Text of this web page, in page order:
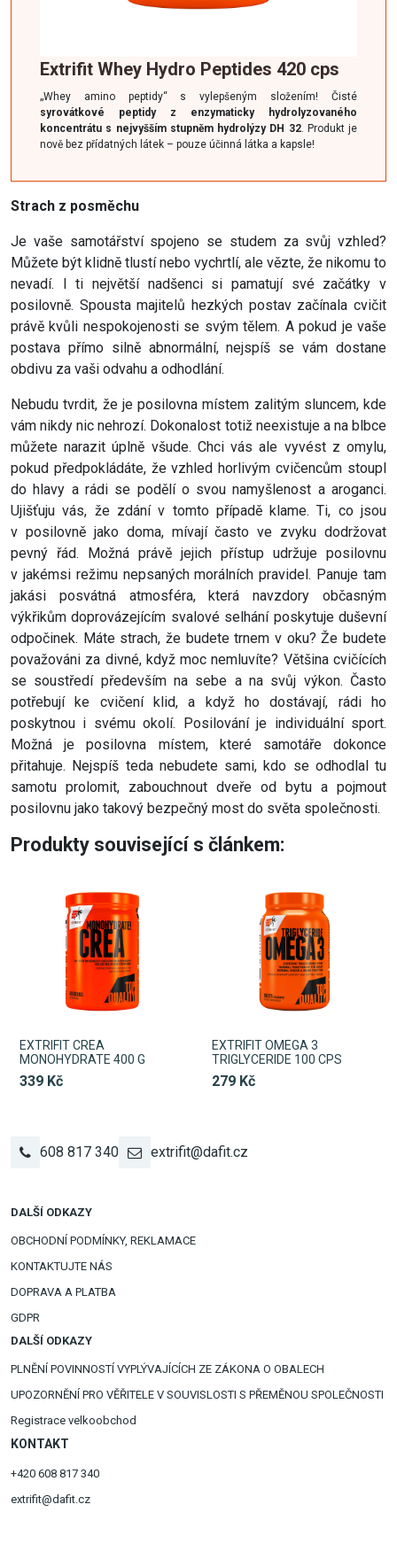
Extrifit Whey Hydro Peptides 420 cps
„Whey amino peptidy“ s vylepšeným složením! Čisté
syrovátkové peptidy z enzymaticky hydrolyzovaného
koncentrátu s nejvyšším stupněm hydrolýzy DH 32. Produkt je
nově bez přídatných látek – pouze účinná látka a kapsle!
Strach z posměchu
Je vaše samotářství spojeno se studem za svůj vzhled?
Můžete být klidně tlustí nebo vychrtlí, ale vězte, že nikomu to
nevadí. I ti největší nadšenci si pamatují své začátky v
posilovně. Spousta majitelů hezkých postav začínala cvičit
právě kvůli nespokojenosti se svým tělem. A pokud je vaše
postava přímo silně abnormální, nejspíš se vám dostane
obdivu za vaši odvahu a odhodlání.
Nebudu tvrdit, že je posilovna místem zalitým sluncem, kde
vám nikdy nic nehrozí. Dokonalost totiž neexistuje a na blbce
můžete narazit úplně všude. Chci vás ale vyvést z omylu,
pokud předpokládáte, že vzhled horlivým cvičencům stoupl
do hlavy a rádi se podělí o svou namyšlenost a aroganci.
Ujišťuju vás, že zdání v tomto případě klame. Ti, co jsou
v posilovně jako doma, mívají často ve zvyku dodržovat
pevný řád. Možná právě jejich přístup udržuje posilovnu
v jakémsi režimu nepsaných morálních pravidel. Panuje tam
jakási posvátná atmosféra, která navzdory občasným
výkřikům doprovázejícím svalové selhání poskytuje duševní
odpočinek. Máte strach, že budete trnem v oku? Že budete
považováni za divné, když moc nemluvíte? Většina cvičících
se soustředí především na sebe a na svůj výkon. Často
potřebují ke cvičení klid, a když ho dostávají, rádi ho
poskytnou i svému okolí. Posilování je individuální sport.
Možná je posilovna místem, které samotáře dokonce
přitahuje. Nejspíš teda nebudete sami, kdo se odhodlal tu
samotu prolomit, zabouchnout dveře od bytu a pojmout
posilovnu jako takový bezpečný most do světa společnosti.
Produkty související s článkem:
EXTRIFIT CREA
MONOHYDRATE 400 G
339 Kč
EXTRIFIT OMEGA 3
TRIGLYCERIDE 100 CPS
279 Kč
608 817 340 extrifit@dafit.cz
DALŠÍ ODKAZY
OBCHODNÍ PODMÍNKY, REKLAMACE
KONTAKTUJTE NÁS
DOPRAVA A PLATBA
GDPR
DALŠÍ ODKAZY
PLNĚNÍ POVINNOSTÍ VYPLÝVAJÍCÍCH ZE ZÁKONA O OBALECH
UPOZORNĚNÍ PRO VĚŘITELE V SOUVISLOSTI S PŘEMĚNOU SPOLEČNOSTI
Registrace velkoobchod
KONTAKT
+420 608 817 340
extrifit@dafit.cz